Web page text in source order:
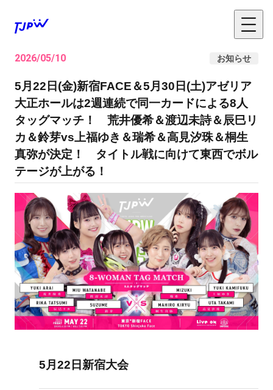
2026/05/10 お知らせ
5月22日(金)新宿FACE＆5月30日(土)アゼリア
大正ホールは2週連続で同一カードによる8人
タッグマッチ！ 荒井優希＆渡辺未詩＆辰巳リ
カ＆鈴芽vs上福ゆき＆瑞希＆高見汐珠＆桐生
真弥が決定！ タイトル戦に向けて東西でボル
テージが上がる！
5月22日新宿大会